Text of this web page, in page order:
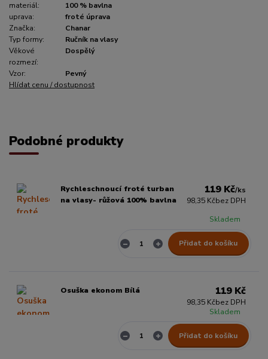
materiál:
100 % bavlna
uprava:
froté úprava
Značka:
Chanar
Typ formy:
Ručník na vlasy
Věkové
rozmezí:
Dospělý
Vzor:
Pevný
Hlídat cenu / dostupnost
Podobné produkty
Rychleschnoucí froté turban
na vlasy- růžová 100% bavlna
119 Kč/ks
98,35 Kčbez DPH
Skladem
Přidat do košíku
Osuška ekonom Bílá 119 Kč
98,35 Kčbez DPH
Skladem
Přidat do košíku